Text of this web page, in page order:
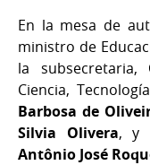
En la mesa de
ministro de
la subsecretaria,
Ciencia,
Barbosa de
Silvia Olivera, y
Antônio José